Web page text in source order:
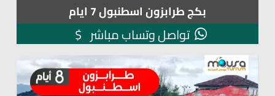
بكج طرابزون اسطنبول 7 ايام
تواصل وتساب مباشر $